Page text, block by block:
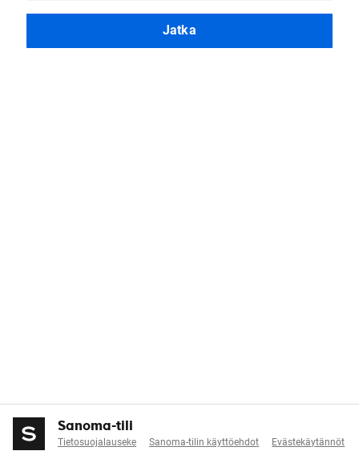
Jatka
Sanoma-tili
Tietosuojalauseke Sanoma-tilin käyttöehdot Evästekäytännöt